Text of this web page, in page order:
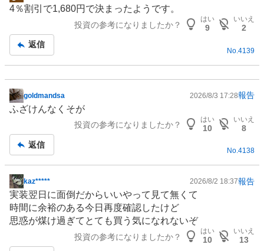
示
事
4％割引で1,680円で決まったようです。
投資の参考になりましたか？
はい
9
いいえ
2
返信
No. 4139
掲
示
事
goldmandsa 2026/8/3 17:28報告
ふざけんなくそが
投資の参考になりましたか？
はい
10
いいえ
8
返信
No.4138
掲
示
板
記
kaz***** 2026/8/2 18:37報告
実装翌日に面倒だからいいやって見て無くて
時間に余裕のある今日再度確認したけど
思惑が煤け過ぎてとても買う気になれないぞ
投資の参考になりましたか？
はい
10
いいえ
13